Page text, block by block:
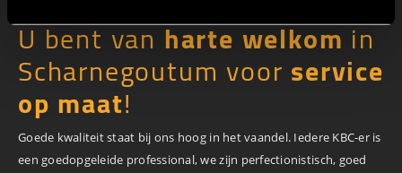
U bent vanharte welkomin
Scharnegoutum voorservice
op maat!
Goede kwaliteit staat bij ons hoog in het vaandel. Iedere KBC-er is
een goedopgeleide professional, we zijn perfectionistisch, goed